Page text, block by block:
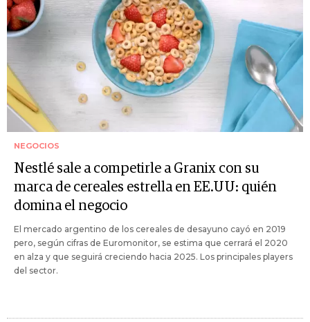
NEGOCIOS
Nestlé sale a competirle a Granix con su
marca de cereales estrella en EE.UU: quién
domina el negocio
El mercado argentino de los cereales de desayuno cayó en 2019
pero, según cifras de Euromonitor, se estima que cerrará el 2020
en alza y que seguirá creciendo hacia 2025. Los principales players
del sector.